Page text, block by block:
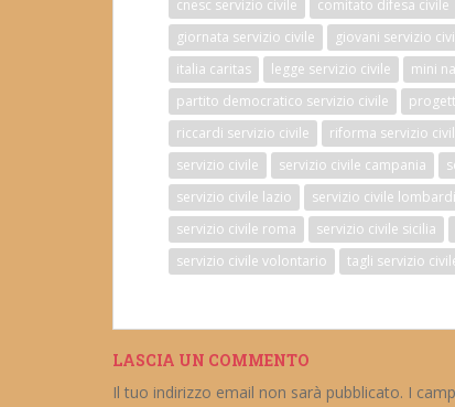
cnesc servizio civile
comitato difesa civile
giornata servizio civile
giovani servizio
italia caritas
legge servizio civile mini
partito democratico servizio civile
riccardi servizio civile
riforma servizio
servizio civile
servizio civile campania
servizio civile lazio
servizio civile
servizio civile roma
servizio civile sicilia
servizio civile volontario
tagli servizio
LASCIA UN COMMENTO
Il tuo indirizzo email non sarà pubblicato. I